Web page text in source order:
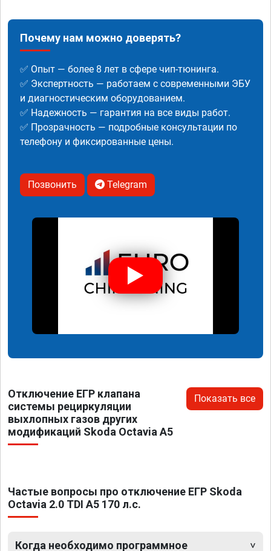
Почему нам можно доверять?
✅ Опыт — более 8 лет в сфере чип-тюнинга.
✅ Экспертность — работаем с современными ЭБУ
и диагностическим оборудованием.
✅ Надежность — гарантия на все виды работ.
✅ Прозрачность — подробные консультации по
телефону и фиксированные цены.
Позвонить Telegram
Отключение ЕГР клапана
системы рециркуляции
выхлопных газов других
модификаций Skoda Octavia A5
Показать все
Частые вопросы про отключение ЕГР Skoda
Octavia 2.0 TDI A5 170 л.с.
Когда необходимо программное